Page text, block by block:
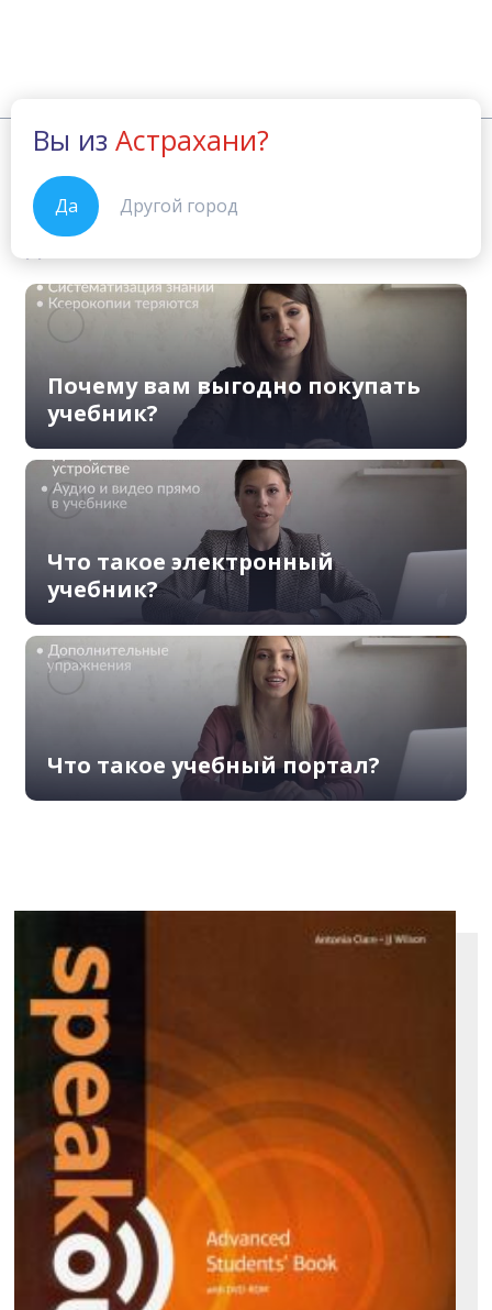
Вы из Астрахани?
Да Другой город
Главная Учебные материалы
Самые современные учебники -
для вас!
Почему вам выгодно покупать
учебник?
Что такое электронный
учебник?
Что такое учебный портал?